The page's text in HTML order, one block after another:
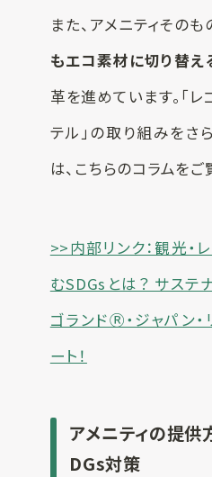
また、アメニティその
もエコ素材に切り替え
革を進めています。「レ
テル」の取り組みをさ
は、こちらのコラムをご
>>内部リンク：観光・
むSDGsとは？ サステ
ゴランドⓇ・ジャパン
ート！
アメニティの提
DGs対策